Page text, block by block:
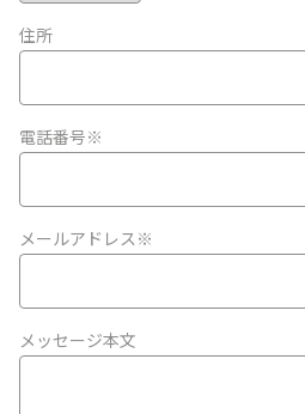
住所
電話番号※
メールアドレス※
メッセージ本文